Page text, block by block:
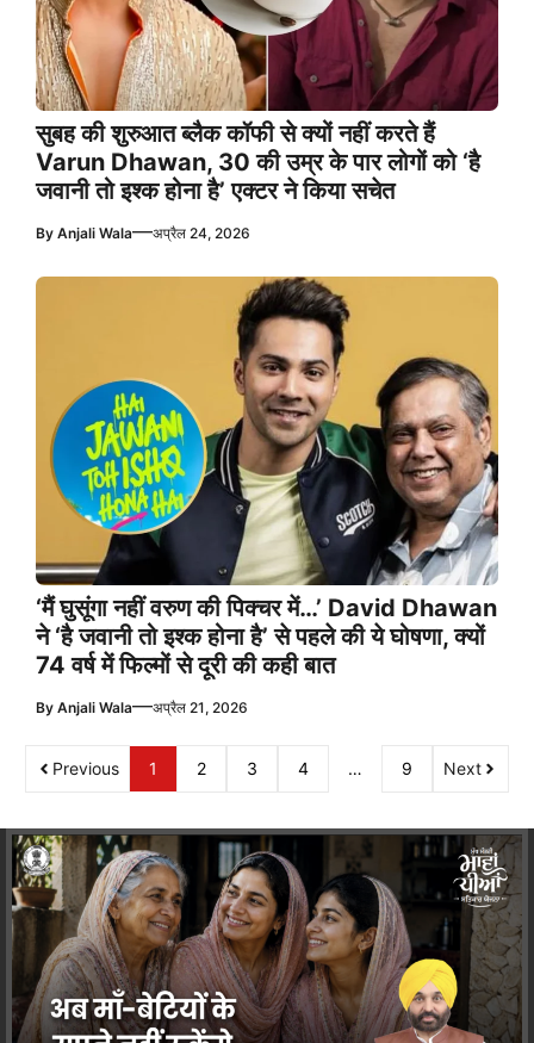
सुबह की शुरुआत ब्लैक कॉफी से क्यों नहीं करते हैं
Varun Dhawan, 30 की उम्र के पार लोगों को ‘है
जवानी तो इश्क होना है’ एक्टर ने किया सचेत
By Anjali Wala—अप्रैल 24, 2026
‘मैं घुसूंगा नहीं वरुण की पिक्चर में…’ David Dhawan
ने ‘है जवानी तो इश्क होना है’ से पहले की ये घोषणा, क्यों
74 वर्ष में फिल्मों से दूरी की कही बात
By Anjali Wala—अप्रैल 21, 2026
Previous 1 2 3 4 … 9 Next